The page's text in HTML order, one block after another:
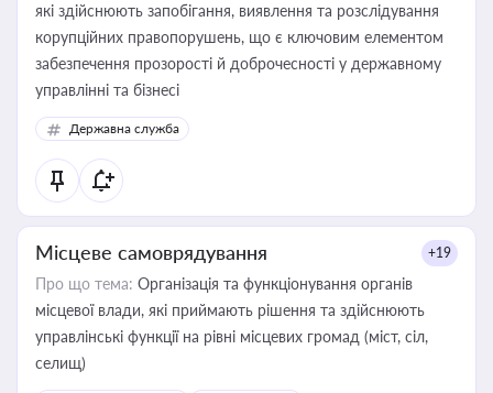
які здійснюють запобігання, виявлення та розслідування
корупційних правопорушень, що є ключовим елементом
забезпечення прозорості й доброчесності у державному
управлінні та бізнесі
Державна служба
Місцеве самоврядування +19
Про що тема: Організація та функціонування органів
місцевої влади, які приймають рішення та здійснюють
управлінські функції на рівні місцевих громад (міст, сіл,
селищ)